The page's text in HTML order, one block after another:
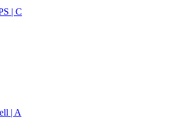
| C
| A